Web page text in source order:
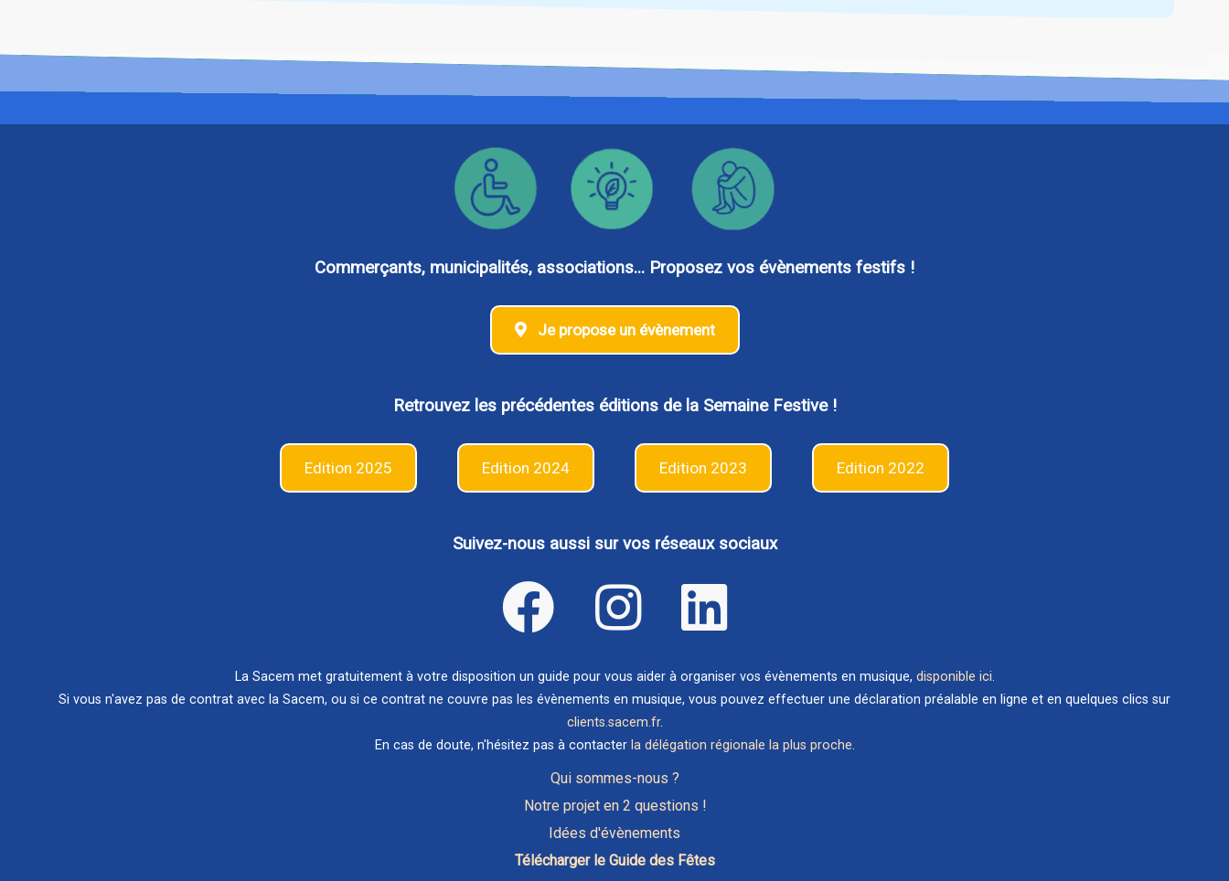
Commerçants, municipalités, associations... Proposez vos évènements festifs !
Je propose un évènement
Retrouvez les précédentes éditions de la Semaine Festive !
Edition 2025 Edition 2024 Edition 2023 Edition 2022
Suivez-nous aussi sur vos réseaux sociaux
La Sacem met gratuitement à votre disposition un guide pour vous aider à organiser vos évènements en musique, disponible ici.
Si vous n'avez pas de contrat avec la Sacem, ou si ce contrat ne couvre pas les évènements en musique, vous pouvez effectuer une déclaration préalable en ligne et en quelques clics sur
clients.sacem.fr.
En cas de doute, n'hésitez pas à contacter la délégation régionale la plus proche.
Qui sommes-nous ?
Notre projet en 2 questions !
Idées d'évènements
Télécharger le Guide des Fêtes